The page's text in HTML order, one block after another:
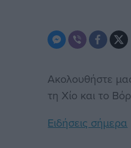
Ακολουθήστε
τη Χίο και το
Ειδήσεις σήμερα